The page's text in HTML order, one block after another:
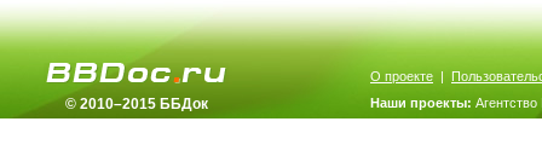
© 2010–2015 ББДок
О проекте |
Наши проекты: